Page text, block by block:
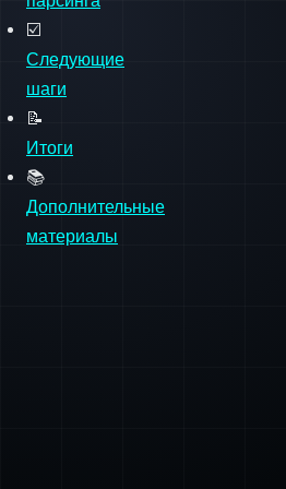
📝
Итоги
📚
Дополнительные
материалы